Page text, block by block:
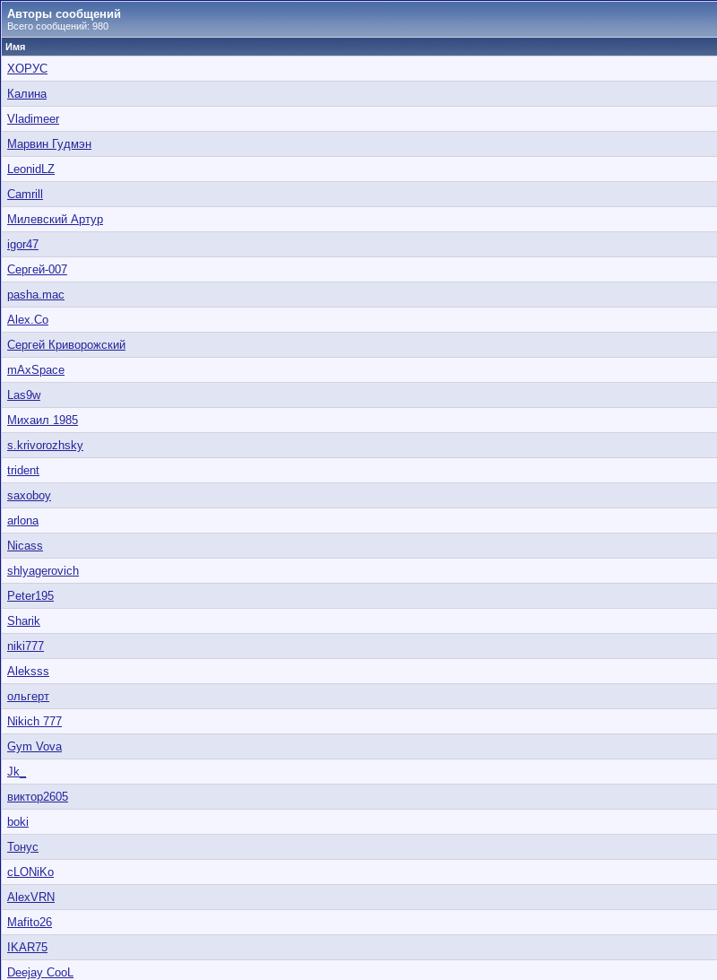
Авторы сообщений
Всего сообщений: 980
Имя
ХОРУС
Калина
Vladimeer
Марвин Гудмэн
LeonidLZ
Camrill
Милевский Артур
igor47
Сергей-007
pasha.mac
Alex.Co
Cергей Криворожский
mAxSpace
Las9w
Михаил 1985
s.krivorozhsky
trident
saxoboy
arlona
Nicass
shlyagerovich
Peter195
Sharik
niki777
Aleksss
ольгерт
Nikich 777
Gym Vova
Jk_
виктор2605
boki
Тонус
cLONiKo
AlexVRN
Mafito26
IKAR75
Deejay CooL